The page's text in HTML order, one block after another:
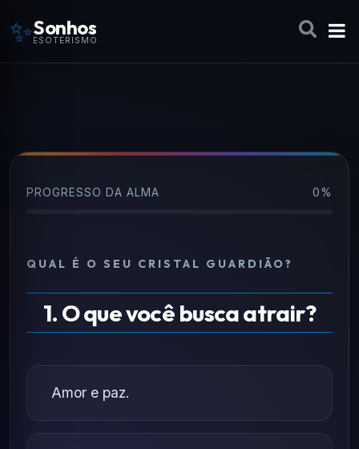
✨Sonhos
ESOTERISMO
PROGRESSO DA ALMA 0%
QUAL É O SEU CRISTAL GUARDIÃO?
1. O que você busca atrair?
Amor e paz.